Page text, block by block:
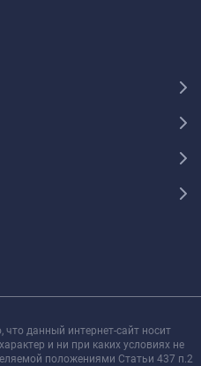
данный интернет-сайт носит
и ни при каких условиях не
положениями Статьи 437 п.2